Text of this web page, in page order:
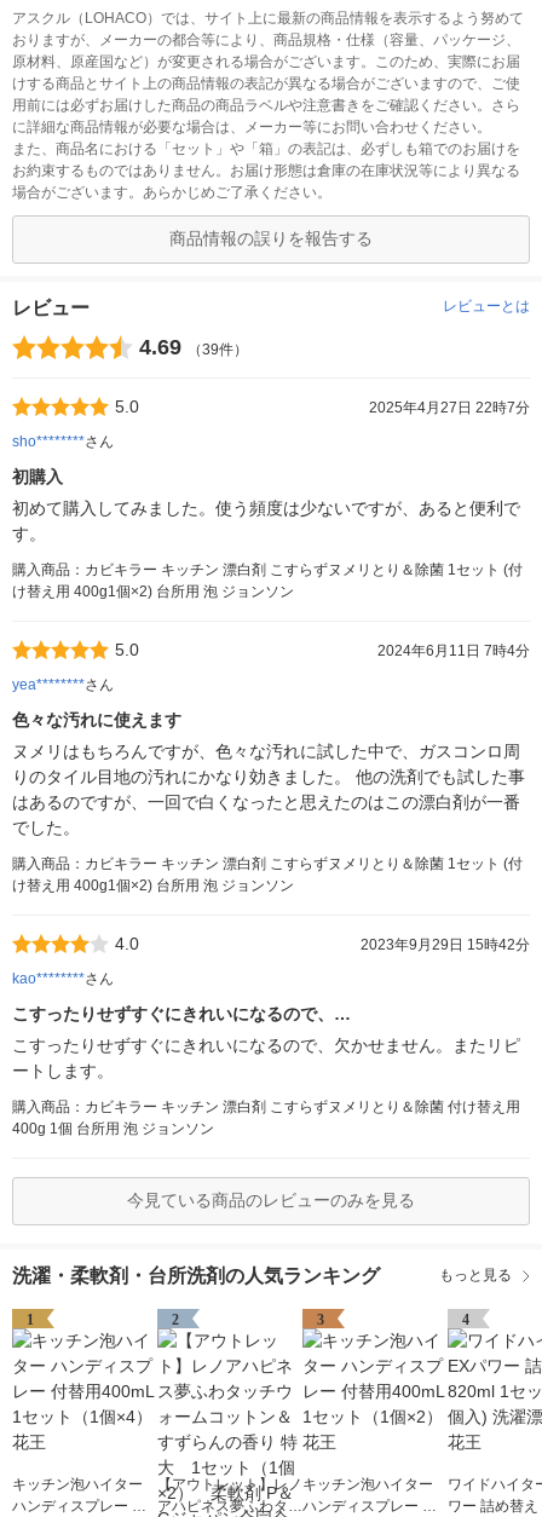
アスクル（LOHACO）では、サイト上に最新の商品情報を表示するよう努めて
おりますが、メーカーの都合等により、商品規格・仕様（容量、パッケージ、
原材料、原産国など）が変更される場合がございます。このため、実際にお届
けする商品とサイト上の商品情報の表記が異なる場合がございますので、ご使
用前には必ずお届けした商品の商品ラベルや注意書きをご確認ください。さら
に詳細な商品情報が必要な場合は、メーカー等にお問い合わせください。
また、商品名における「セット」や「箱」の表記は、必ずしも箱でのお届けを
お約束するものではありません。お届け形態は倉庫の在庫状況等により異なる
場合がございます。あらかじめご了承ください。
商品情報の誤りを報告する
レビュー レビューとは
4.69 （39件）
5.0
2025年4月27日 22時7分
sho********さん
初購入
初めて購入してみました。使う頻度は少ないですが、あると便利で
す。
購入商品：カビキラー キッチン 漂白剤 こすらずヌメリとり＆除菌 1セット (付
け替え用 400g1個×2) 台所用 泡 ジョンソン
5.0
2024年6月11日 7時4分
yea********さん
色々な汚れに使えます
ヌメリはもちろんですが、色々な汚れに試した中で、ガスコンロ周
りのタイル目地の汚れにかなり効きました。 他の洗剤でも試した事
はあるのですが、一回で白くなったと思えたのはこの漂白剤が一番
でした。
購入商品：カビキラー キッチン 漂白剤 こすらずヌメリとり＆除菌 1セット (付
け替え用 400g1個×2) 台所用 泡 ジョンソン
4.0
2023年9月29日 15時42分
kao********さん
こすったりせずすぐにきれいになるので、…
こすったりせずすぐにきれいになるので、欠かせません。またリピ
ートします。
購入商品：カビキラー キッチン 漂白剤 こすらずヌメリとり＆除菌 付け替え用
400g 1個 台所用 泡 ジョンソン
今見ている商品のレビューのみを見る
洗濯・柔軟剤・台所洗剤の人気ランキング もっと見る
1
キッチン泡ハイター
ハンディスプレー 付
2
【アウトレット】レノ
アハピネス夢ふわタッ
3
キッチン泡ハイター
ハンディスプレー 付
4
ワイドハイタ
ワー 詰め替